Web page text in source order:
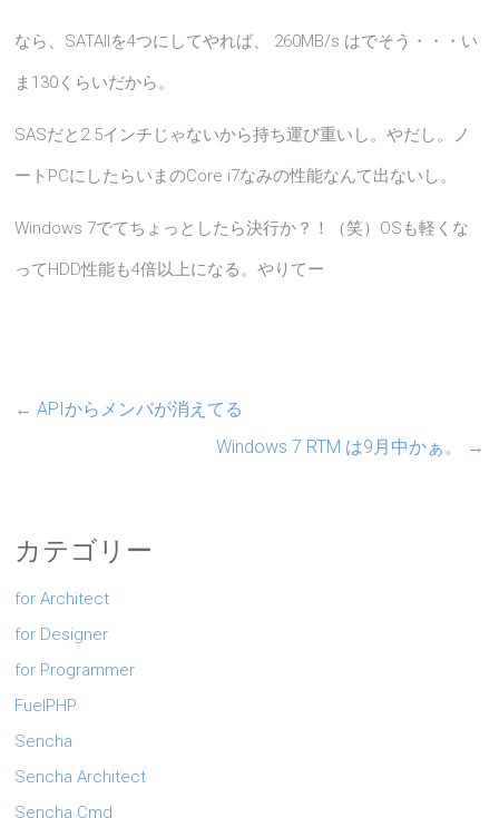
なら、SATAIIを4つにしてやれば、 260MB/s はでそう・・・い
ま130くらいだから。
SASだと2.5インチじゃないから持ち運び重いし。やだし。ノ
ートPCにしたらいまのCore i7なみの性能なんて出ないし。
Windows 7でてちょっとしたら決行か？！（笑）OSも軽くな
ってHDD性能も4倍以上になる。やりてー
← APIからメンバが消えてる
Windows 7 RTM は9月中かぁ。
→
カテゴリー
for Architect
for Designer
for Programmer
FuelPHP
Sencha
Sencha Architect
Sencha Cmd